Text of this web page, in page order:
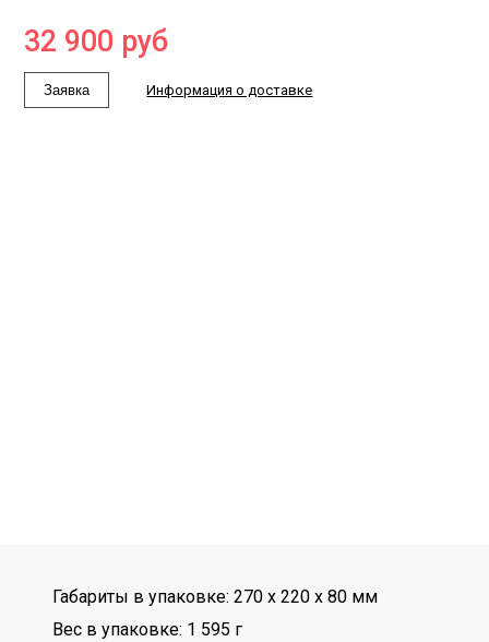
32 900 руб
Заявка Информация о доставке
Габариты в упаковке: 270 x 220 x 80 мм
Вес в упаковке: 1 595 г